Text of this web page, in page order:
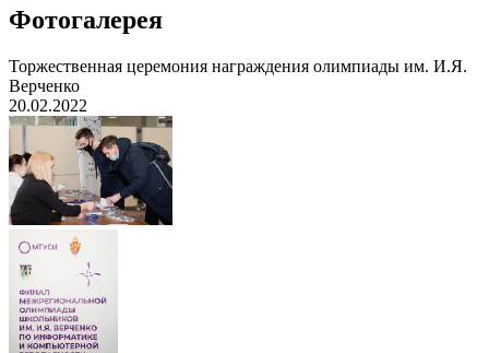
Фотогалерея
Торжественная церемония награждения олимпиады им. И.Я.
Верченко
20.02.2022